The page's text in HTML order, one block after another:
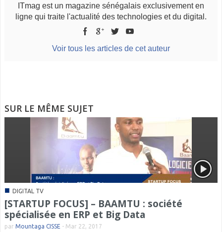
ITmag est un magazine sénégalais exclusivement en
ligne qui traite l'actualité des technologies et du digital.
Voir tous les articles de cet auteur
SUR LE MÊME SUJET
■ DIGITAL TV
[STARTUP FOCUS] – BAAMTU : société
spécialisée en ERP et Big Data
par Mountaga CISSE - Mar 22, 2017